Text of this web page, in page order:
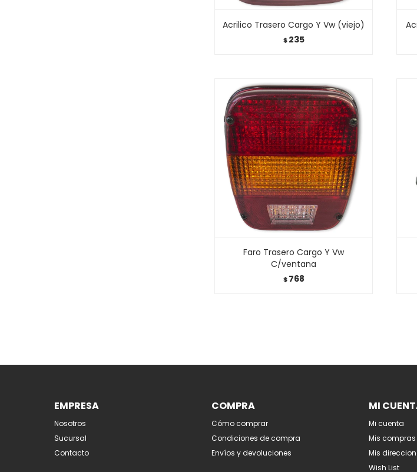
Acrilico Trasero Cargo Y Vw (viejo)
$ 235
Faro Trasero Cargo Y Vw
C/ventana
$ 768
EMPRESA
Nosotros
Sucursal
Contacto
COMPRA
Cómo comprar
Condiciones de compra
Envíos y devoluciones
MI
Mi cuenta
Mis compras
Mis
Wish List